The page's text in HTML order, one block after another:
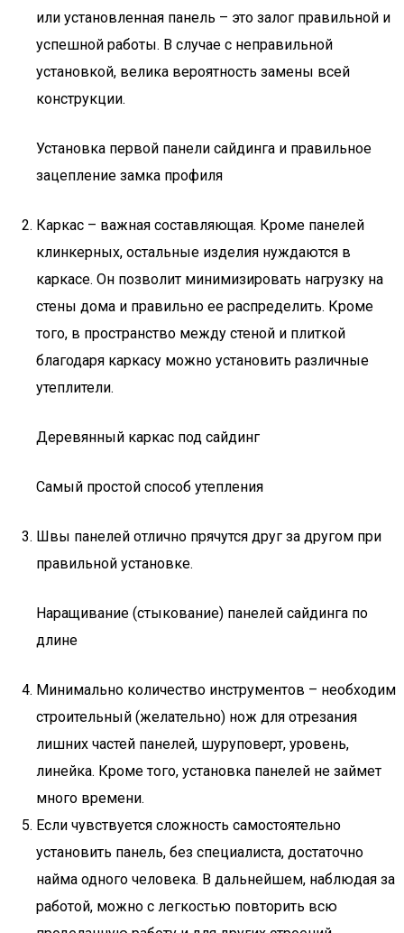
или установленная панель – это залог правильной и
успешной работы. В случае с неправильной
установкой, велика вероятность замены всей
конструкции.
Установка первой панели сайдинга и правильное
зацепление замка профиля
Каркас – важная составляющая. Кроме панелей
клинкерных, остальные изделия нуждаются в
каркасе. Он позволит минимизировать нагрузку на
стены дома и правильно ее распределить. Кроме
того, в пространство между стеной и плиткой
благодаря каркасу можно установить различные
утеплители.
Деревянный каркас под сайдинг
Самый простой способ утепления
Швы панелей отлично прячутся друг за другом при
правильной установке.
Наращивание (стыкование) панелей сайдинга по
длине
Минимально количество инструментов – необходим
строительный (желательно) нож для отрезания
лишних частей панелей, шуруповерт, уровень,
линейка. Кроме того, установка панелей не займет
много времени.
Если чувствуется сложность самостоятельно
установить панель, без специалиста, достаточно
найма одного человека. В дальнейшем, наблюдая за
работой, можно с легкостью повторить всю